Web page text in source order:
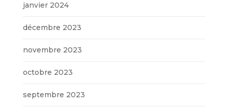
janvier 2024
décembre 2023
novembre 2023
octobre 2023
septembre 2023